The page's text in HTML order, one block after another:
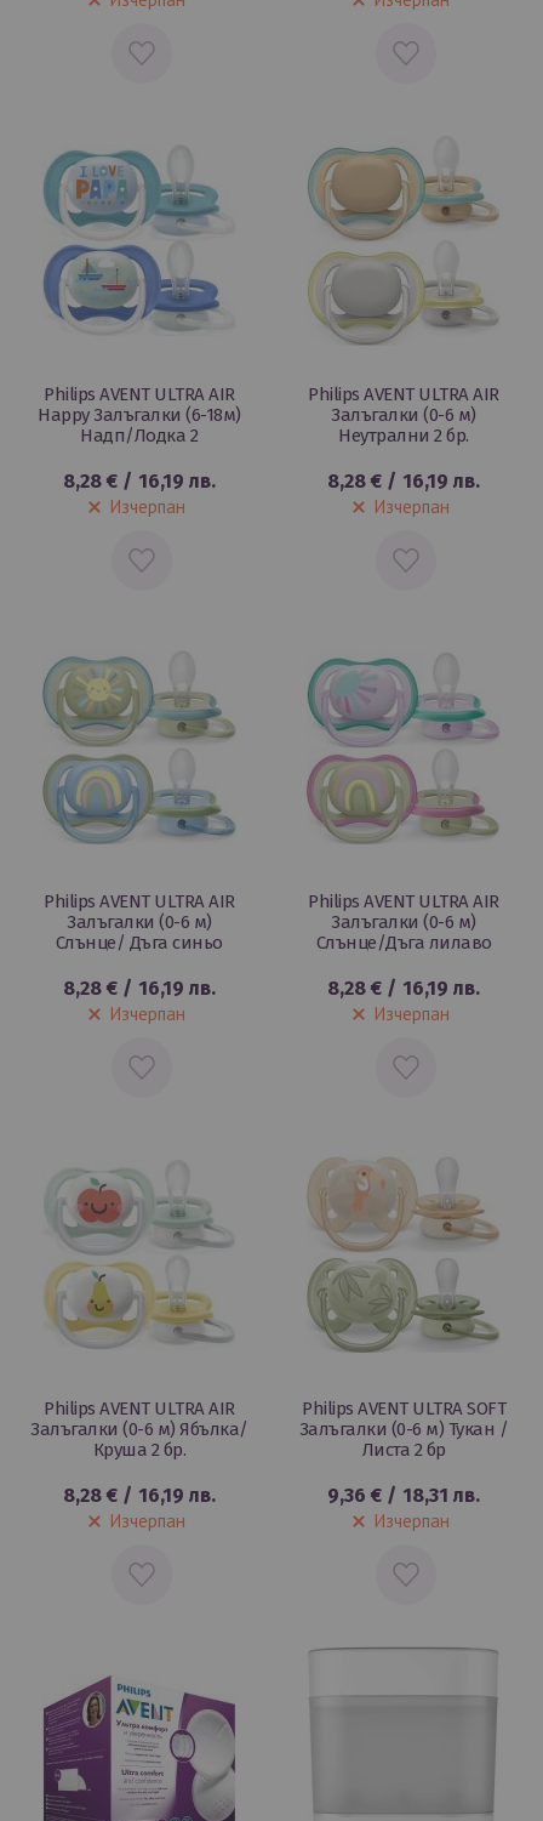
ДОБАВИ
ДОБАВИ
Philips AVENT ULTRA AIR
Happy Залъгалки (6-18м)
Надп/Лодка 2
8,28 €/ 16,19 лв.
Изчерпан
ДОБАВИ
Philips AVENT ULTRA AIR
Залъгалки (0-6 м)
Неутрални 2 бр.
8,28 € / 16,19 лв.
Изчерпан
ДОБАВИ
Philips AVENT ULTRA AIR
Залъгалки (0-6 м)
Слънце/ Дъга синьо
8,28 €/ 16,19 лв.
Изчерпан
ДОБАВИ
Philips AVENT ULTRA AIR
Залъгалки (0-6 м)
Слънце/Дъга лилаво
8,28 € / 16,19 лв.
Изчерпан
ДОБАВИ
Philips AVENT ULTRA AIR
Залъгалки (0-6 м) Ябълка/
Круша 2 бр.
8,28 €/ 16,19 лв.
Изчерпан
ДОБАВИ
Philips AVENT ULTRA SOFT
Залъгалки (0-6 м) Тукан /
Листа 2 бр
9,36 € / 18,31 лв.
Изчерпан
ДОБАВИ
ЛЮБИМИ